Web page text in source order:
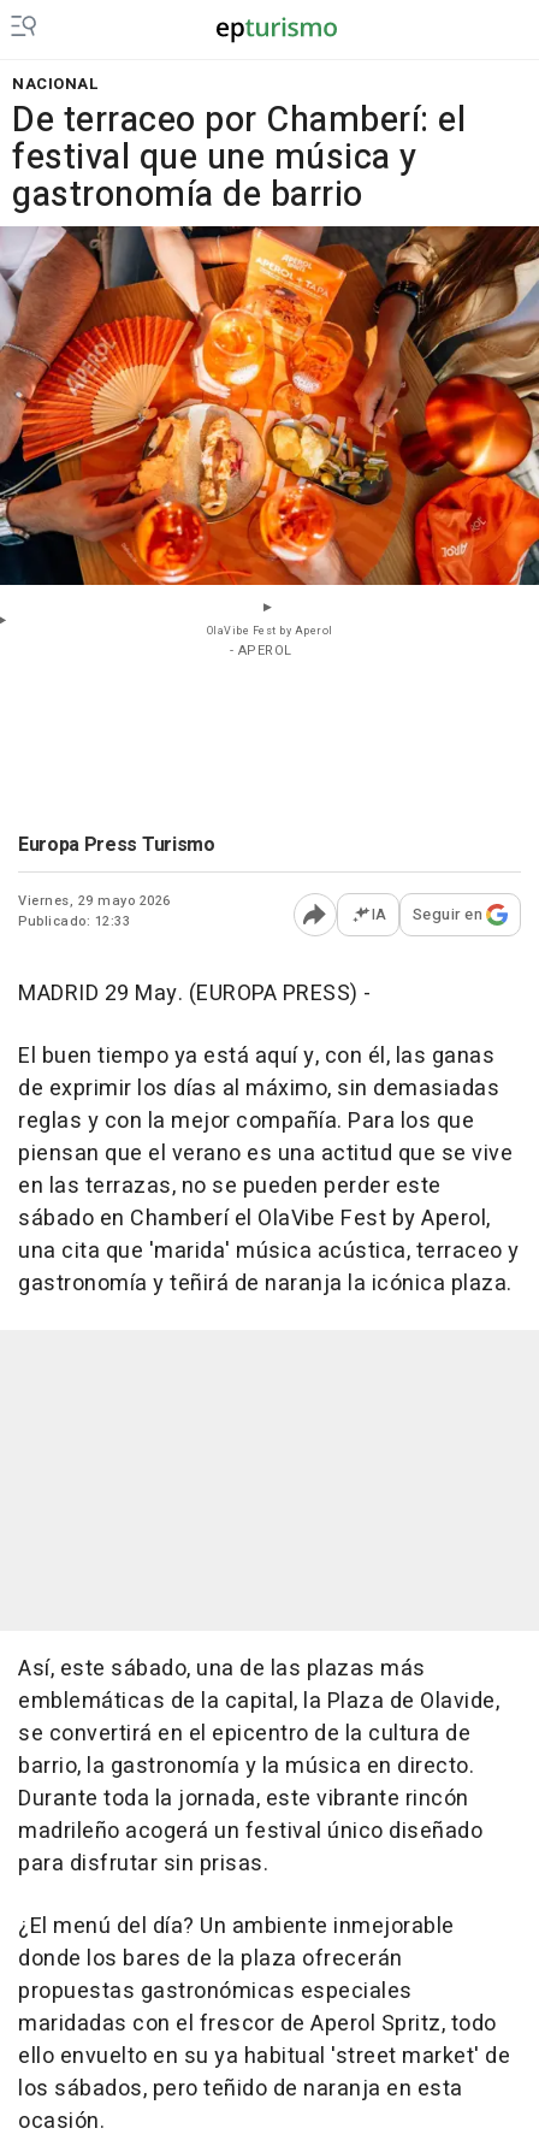
NACIONAL
De terraceo por Chamberí: el
festival que une música y
gastronomía de barrio
OlaVibe Fest by Aperol
- APEROL
Europa Press Turismo
Viernes, 29 mayo 2026
Publicado: 12:33
Abrir opciones para
IA Seguir en
MADRID 29 May. (EUROPA PRESS) -
El buen tiempo ya está aquí y, con él, las ganas
de exprimir los días al máximo, sin demasiadas
reglas y con la mejor compañía. Para los que
piensan que el verano es una actitud que se vive
en las terrazas, no se pueden perder este
sábado en Chamberí el OlaVibe Fest by Aperol,
una cita que 'marida' música acústica, terraceo y
gastronomía y teñirá de naranja la icónica plaza.
Así, este sábado, una de las plazas más
emblemáticas de la capital, la Plaza de Olavide,
se convertirá en el epicentro de la cultura de
barrio, la gastronomía y la música en directo.
Durante toda la jornada, este vibrante rincón
madrileño acogerá un festival único diseñado
para disfrutar sin prisas.
¿El menú del día? Un ambiente inmejorable
donde los bares de la plaza ofrecerán
propuestas gastronómicas especiales
maridadas con el frescor de Aperol Spritz, todo
ello envuelto en su ya habitual 'street market' de
los sábados, pero teñido de naranja en esta
ocasión.